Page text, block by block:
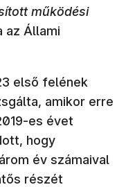
működési
az Állami
első felének
amikor erre
es évet
hogy
év számaival
részét